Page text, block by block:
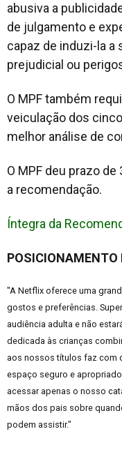
abusiva a
de julgamento e
capaz de induzi-la a
prejudicial ou
O MPF também
veiculação dos
melhor análise de
O MPF deu prazo
a recomendação.
Íntegra da
POSICIONAMENTO
"A Netflix oferece uma
gostos e preferências.
audiência adulta e não
dedicada às crianças
aos nossos títulos faz com
espaço seguro e
acessar apenas o nosso
mãos dos pais sobre
podem assistir."